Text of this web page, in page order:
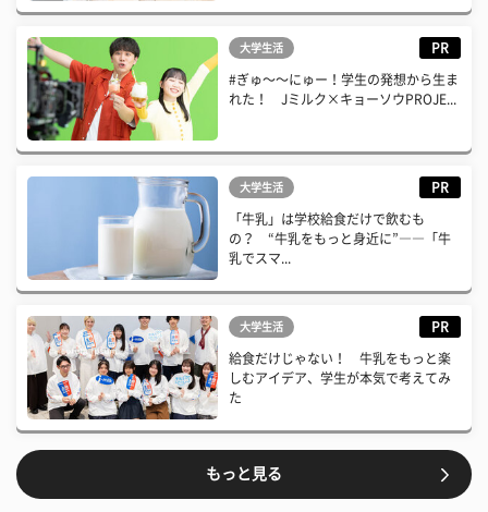
大学生活 PR
#ぎゅ〜〜にゅー！学生の発想から生ま
れた！ Jミルク×キョーソウPROJE...
大学生活 PR
「牛乳」は学校給食だけで飲むも
の？ “牛乳をもっと身近に”――「牛
乳でスマ...
大学生活 PR
給食だけじゃない！ 牛乳をもっと楽
しむアイデア、学生が本気で考えてみ
た
もっと見る